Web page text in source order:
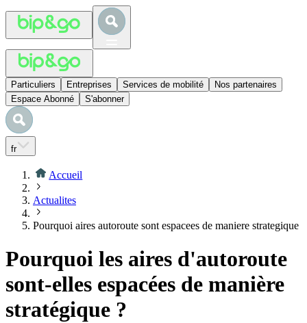
Particuliers Entreprises Services de mobilité
Nos partenaires
Espace Abonné
S'abonner
fr
Accueil
Actualites
Pourquoi aires autoroute sont espacees de maniere strategique
Pourquoi les aires d'autoroute
sont-elles espacées de manière
stratégique ?